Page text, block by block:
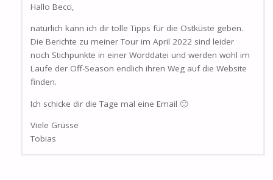
Hallo Becci,
natürlich kann ich dir tolle Tipps für die Ostküste geben.
Die Berichte zu meiner Tour im April 2022 sind leider
noch Stichpunkte in einer Worddatei und werden wohl im
Laufe der Off-Season endlich ihren Weg auf die Website
finden.
Ich schicke dir die Tage mal eine Email 🙂
Viele Grüsse
Tobias